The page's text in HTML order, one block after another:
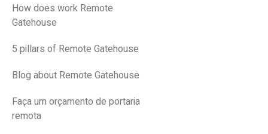
How does work Remote
Gatehouse
5 pillars of Remote Gatehouse
Blog about Remote Gatehouse
Faça um orçamento de portaria
remota